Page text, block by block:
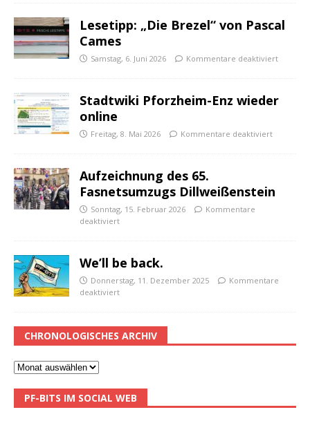
Lesetipp: „Die Brezel“ von Pascal
Cames
Samstag, 6. Juni 2026 Kommentare deaktiviert
Stadtwiki Pforzheim-Enz wieder
online
Freitag, 8. Mai 2026 Kommentare deaktiviert
Aufzeichnung des 65.
Fasnetsumzugs Dillweißenstein
Sonntag, 15. Februar 2026
Kommentare
deaktiviert
We’ll be back.
Donnerstag, 11. Dezember 2025
Kommentare
deaktiviert
CHRONOLOGISCHES ARCHIV
PF-BITS IM SOCIAL WEB